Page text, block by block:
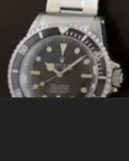
ツ
へ
ス